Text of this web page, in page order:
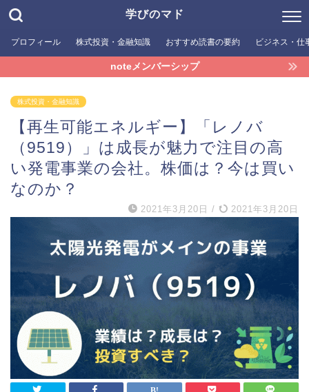
学びのマド
プロフィール 株式投資・金融知識 おすすめ読書の要約 ビジネス・仕
noteメンバーシップ
株式投資・金融知識
【再生可能エネルギー】「レノバ
（9519）」は成長が魅力で注目の高
い発電事業の会社。株価は？今は買い
なのか？
2021年3月20日 / 2021年3月20日